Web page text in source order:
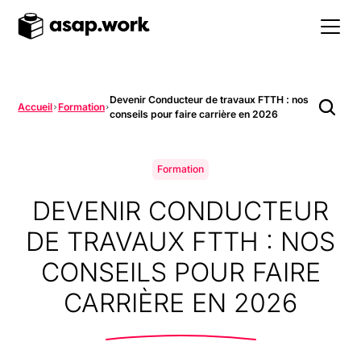
Accueil Formation
Devenir Conducteur de travaux FTTH : nos
conseils pour faire carrière en 2026
Formation
DEVENIR CONDUCTEUR
DE TRAVAUX FTTH : NOS
CONSEILS POUR FAIRE
CARRIÈRE EN 2026